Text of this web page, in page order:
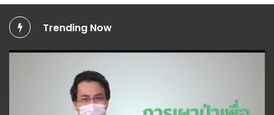
Trending Now